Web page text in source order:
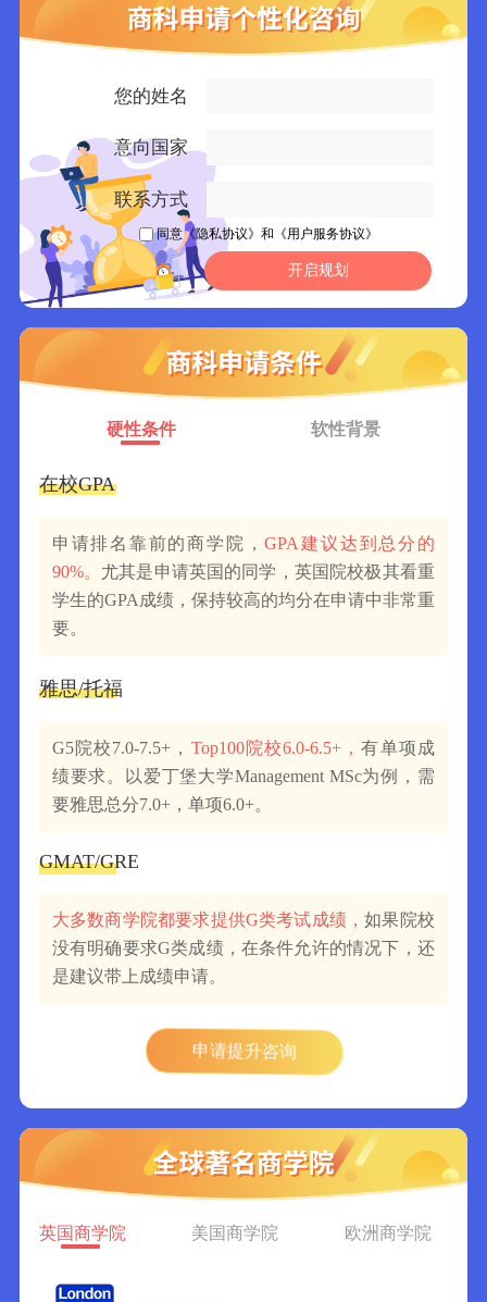
您的姓名
意向国家
联系方式
同意《隐私协议》 和 《用户服务协议》
开启规划
硬性条件 软性背景
在校GPA
申请排名靠前的商学院，GPA建议达到总分的
90%。 尤其是申请英国的同学，英国院校极其看重
学生的GPA成绩，保持较高的均分在申请中非常重
要。
雅思/托福
G5院校7.0-7.5+， Top100院校6.0-6.5+，有单项成
绩要求。以爱丁堡大学Management MSc为例，需
要雅思总分7.0+，单项6.0+。
GMAT/GRE
大多数商学院都要求提供G类考试成绩，如果院校
没有明确要求G类成绩，在条件允许的情况下，还
是建议带上成绩申请。
申请提升咨询
英国商学院 美国商学院 欧洲商学院